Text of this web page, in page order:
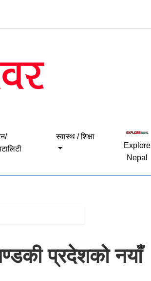
स्वास्थ / शिक्षा
Explore
Nepal
प्रदेशको नयाँ